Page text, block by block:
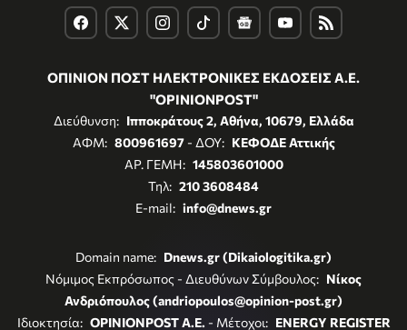
ΟΠΙΝΙΟΝ ΠΟΣΤ ΗΛΕΚΤΡΟΝΙΚΕΣ ΕΚΔΟΣΕΙΣ Α.Ε.
"OPINIONPOST"
Διεύθυνση: Ιπποκράτους 2, Αθήνα, 10679, Ελλάδα
ΑΦΜ: 800961697- ΔΟΥ: ΚΕΦΟΔΕ Αττικής
ΑΡ. ΓΕΜΗ: 145803601000
Τηλ: 210 3608484
E-mail: info@dnews.gr
Domain name: Dnews.gr (Dikaiologitika.gr)
Νόμιμος Εκπρόσωπος - Διευθύνων Σύμβουλος: Νίκος
Ανδριόπουλος (andriopoulos@opinion-post.gr)
Ιδιοκτησία: OPINIONPOST A.E. - Μέτοχοι: ENERGY REGISTER